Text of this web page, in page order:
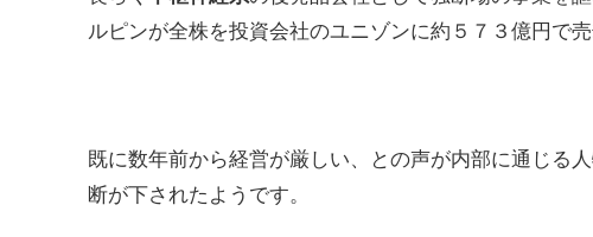
ルピンが全株を投資会社のユニゾンに約５７３億円で
既に数年前から経営が厳しい、との声が内部に通じる
断が下されたようです。